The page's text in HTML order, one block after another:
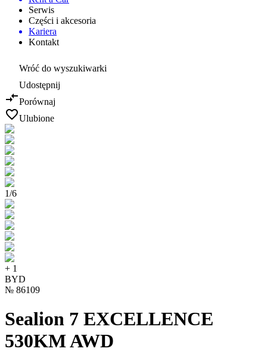
Serwis
Części i akcesoria
Kariera
Kontakt
Wróć do wyszukiwarki
Udostępnij
Porównaj
Ulubione
1/6
+ 1
BYD
№ 86109
Sealion 7 EXCELLENCE
530KM AWD